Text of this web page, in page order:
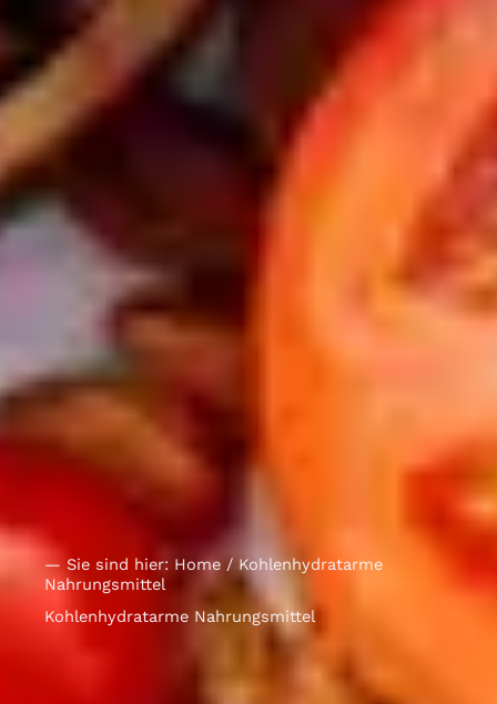
— Sie sind hier: Home / Kohlenhydratarme
Nahrungsmittel
Kohlenhydratarme Nahrungsmittel